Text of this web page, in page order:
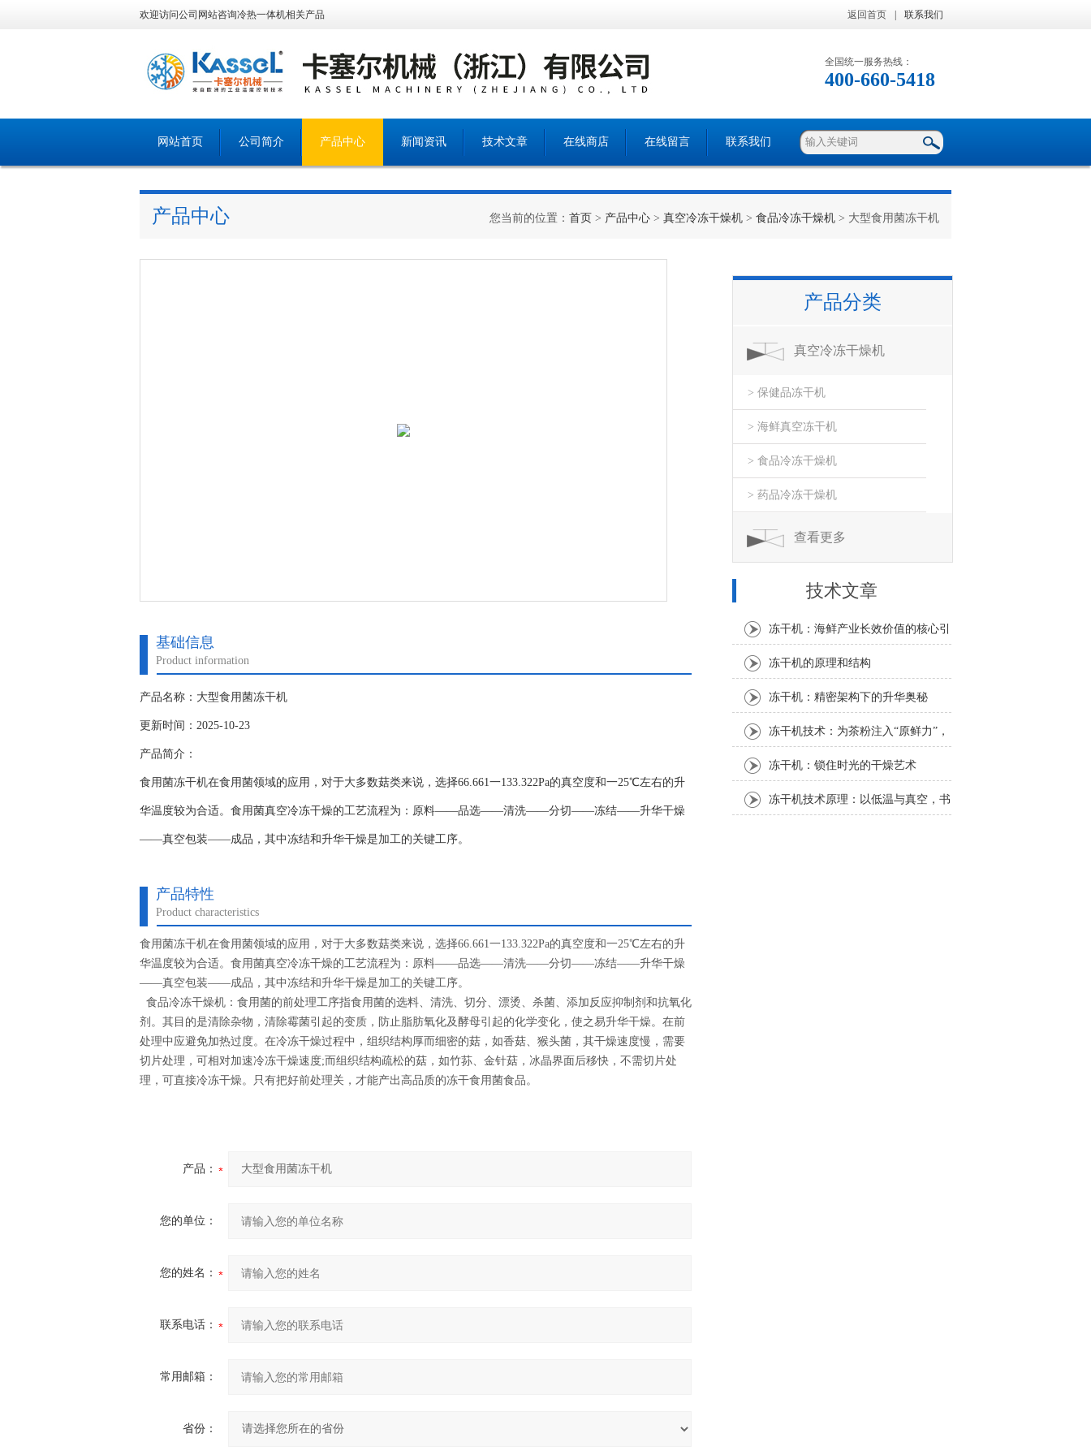
欢迎访问公司网站咨询冷热一体机相关产品 返回首页 联系我们
全国统一服务热线：
400-660-5418
网站首页 公司简介 产品中心 新闻资讯 技术文章 在线商店 在线留言 联系我们
产品中心 您当前的位置： 首页 > 产品中心 > 真空冷冻干燥机 > 食品冷冻干燥机 > 大型食用菌冻干机
基础信息
Product information
产品名称：大型食用菌冻干机
更新时间：2025-10-23
产品简介：
食用菌冻干机在食用菌领域的应用，对于大多数菇类来说，选择66.661一133.322Pa的真空度和一25℃左右的升
华温度较为合适。食用菌真空冷冻干燥的工艺流程为：原料——品选——清洗——分切——冻结——升华干燥
——真空包装——成品，其中冻结和升华干燥是加工的关键工序。
产品特性
Product characteristics
食用菌冻干机在食用菌领域的应用，对于大多数菇类来说，选择66.661一133.322Pa的真空度和一25℃左右的升
华温度较为合适。食用菌真空冷冻干燥的工艺流程为：原料——品选——清洗——分切——冻结——升华干燥
——真空包装——成品，其中冻结和升华干燥是加工的关键工序。
食品冷冻干燥机：食用菌的前处理工序指食用菌的选料、清洗、切分、漂烫、杀菌、添加反应抑制剂和抗氧化
剂。其目的是清除杂物，清除霉菌引起的变质，防止脂肪氧化及酵母引起的化学变化，使之易升华干燥。在前
处理中应避免加热过度。在冷冻干燥过程中，组织结构厚而细密的菇，如香菇、猴头菌，其干燥速度慢，需要
切片处理，可相对加速冷冻干燥速度;而组织结构疏松的菇，如竹荪、金针菇，冰晶界面后移快，不需切片处
理，可直接冷冻干燥。只有把好前处理关，才能产出高品质的冻干食用菌食品。
产品：
您的单位：
您的姓名：
联系电话：
常用邮箱：
省份：
产品分类
真空冷冻干燥机
> 保健品冻干机
> 海鲜真空冻干机
> 食品冷冻干燥机
> 药品冷冻干燥机
查看更多
技术文章
冻干机：海鲜产业长效价值的核心引
冻干机的原理和结构
冻干机：精密架构下的升华奥秘
冻干机技术：为茶粉注入“原鲜力”，
解锁茶产业新可能
冻干机：锁住时光的干燥艺术
冻干机技术原理：以低温与真空，书